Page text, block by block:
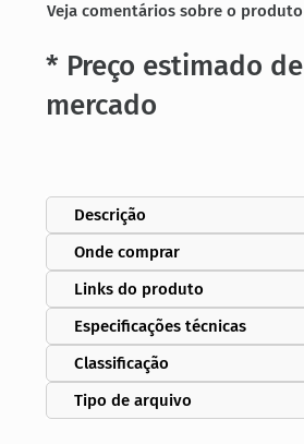
Veja comentários sobre o produto
* Preço estimado de
mercado
Descrição
Onde comprar
Links do produto
Especificações técnicas
Classificação
Tipo de arquivo